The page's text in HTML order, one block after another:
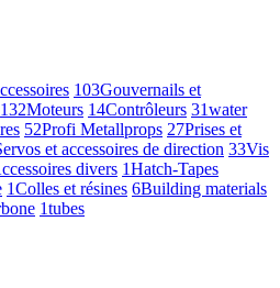
103Gouvernails et
132Moteurs 14Contrôleurs 31water
52Profi Metallprops 27Prises et
et accessoires de direction 33Vis
divers 1Hatch-Tapes
1Colles et résines 6Building materials
1tubes